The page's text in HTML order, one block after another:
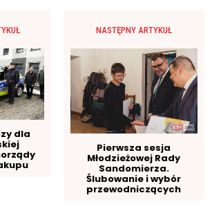
dla
NASTĘPNY ARTYKUŁ
Pierwsza sesja
Młodzieżowej Rady
Sandomierza.
Ślubowanie i wybór
przewodniczących